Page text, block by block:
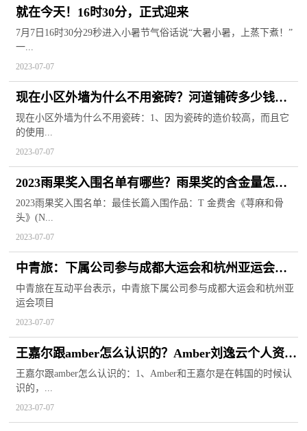
就在今天！16时30分，正式迎来
7月7日16时30分29秒进入小暑节气俗话说“大暑小暑，上蒸下煮！”
一...
2023-07-07
现在小区外墙为什么不用瓷砖？河道铺砖多少钱一
平米？
现在小区外墙为什么不用瓷砖：1、因为瓷砖的造价较高，而且它
的使用...
2023-07-07
2023雨果奖入围名单有哪些？雨果奖的含金量怎么
样？
2023雨果奖入围名单：最佳长篇入围作品：T 金费舍《荨麻和骨
头》(N...
2023-07-07
中青旅：下属公司参与成都大运会和杭州亚运会项
目
中青旅在互动平台表示，中青旅下属公司参与成都大运会和杭州亚
运会项目
2023-07-07
王嘉尔跟amber怎么认识的？Amber刘逸云个人资料
简介
王嘉尔跟amber怎么认识的：1、Amber和王嘉尔是在韩国的时候认
识的，...
2023-07-07